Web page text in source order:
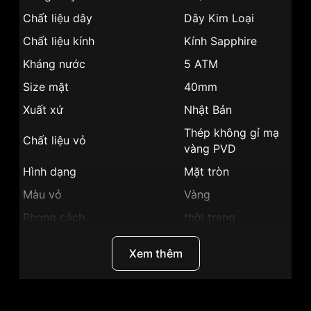
Chất liệu dây
Dây Kim Loại
Chất liệu kính
Kính Sapphire
Kháng nước
5 ATM
Size mặt
40mm
Xuất xứ
Nhật Bản
Chất liệu vỏ
Thép không gỉ mạ
vàng PVD
Hình dạng
Mặt tròn
Màu vỏ
Vàng
Phong cách
thời trang
Mặt đen
Xem thêm